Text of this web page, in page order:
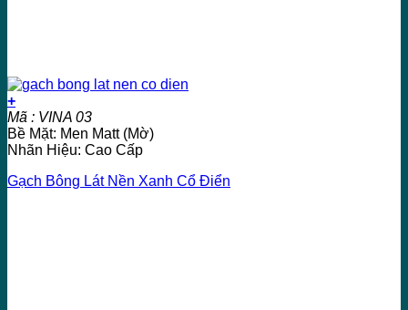
+
Mã : VINA 03
Bề Mặt: Men Matt (Mờ)
Nhãn Hiệu: Cao Cấp
Gạch Bông Lát Nền Xanh Cổ Điển